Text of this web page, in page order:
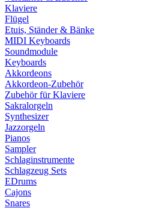
Klaviere
Flügel
Etuis, Ständer & Bänke
MIDI Keyboards
Soundmodule
Keyboards
Akkordeons
Akkordeon-Zubehör
Zubehör für Klaviere
Sakralorgeln
Synthesizer
Jazzorgeln
Pianos
Sampler
Schlaginstrumente
Schlagzeug Sets
EDrums
Cajons
Snares